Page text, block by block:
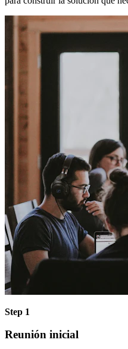
Step 1
Reunión inicial